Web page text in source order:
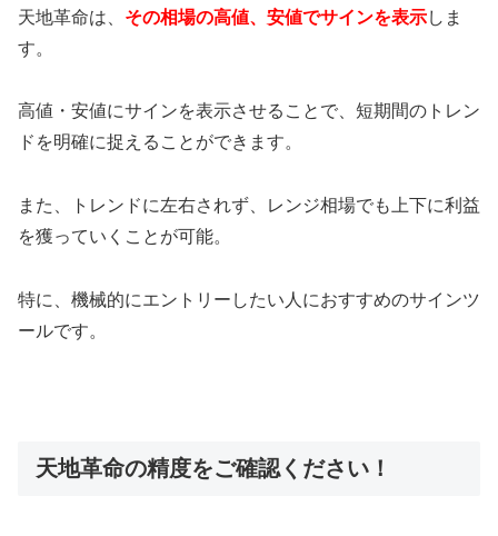
天地革命は、 その相場の高値、安値でサインを表示しま
す。
高値・安値にサインを表示させることで、短期間のトレン
ドを明確に捉えることができます。
また、トレンドに左右されず、レンジ相場でも上下に利益
を獲っていくことが可能。
特に、機械的にエントリーしたい人におすすめのサインツ
ールです。
天地革命の精度をご確認ください！